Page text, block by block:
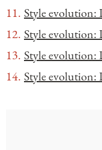
Style evolution:
Style evolution:
Style evolution:
Style evolution: